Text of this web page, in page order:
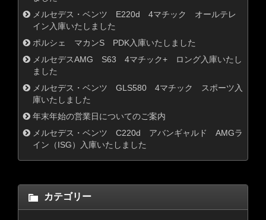
メルセデス・ベンツ E220d 4マチック オールテレ
イン入庫いたしました
ポルシェ マカンS PDK入庫いたしました
メルセデスAMG S63 4マチック+ ロング入庫いたし
ました
メルセデス・ベンツ GLS580 4マチック スポーツ入
庫いたしました
年末年始の営業日についてのご案内
メルセデス・ベンツ C220d アバンギャルド AMGラ
イン（ISG）入庫いたしました
カテゴリー